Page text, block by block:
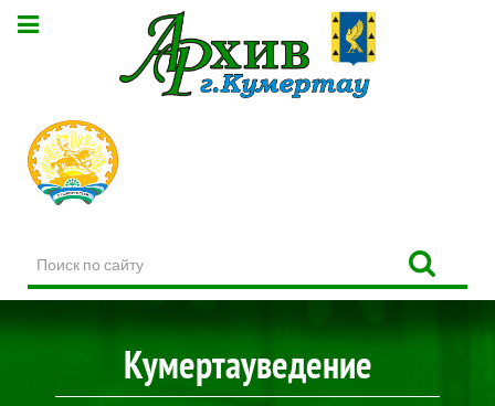
по
сайту
Кумертауведение